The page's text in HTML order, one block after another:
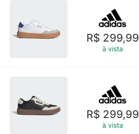
R$ 299,99
à vista
R$ 299,99
à vista